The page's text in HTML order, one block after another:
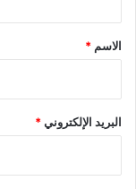
*
الاسم *
البريد الإلكتروني*